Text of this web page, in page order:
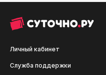
Личный кабинет
Служба поддержки